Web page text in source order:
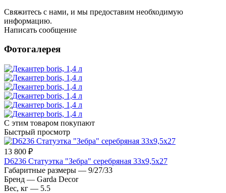
Свяжитесь с нами, и мы предоставим необходимую
информацию.
Написать сообщение
Фотогалерея
С этим товаром покупают
Быстрый просмотр
13 800 ₽
D6236 Статуэтка "Зебра" серебряная 33х9,5х27
Габаритные размеры — 9/27/33
Бренд — Garda Decor
Вес, кг — 5.5